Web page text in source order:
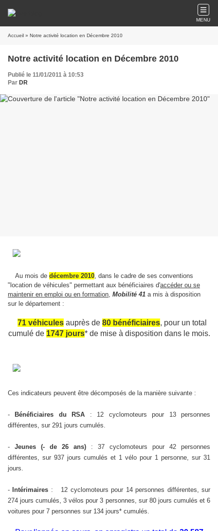
MENU
Accueil » Notre activité location en Décembre 2010
Notre activité location en Décembre 2010
Publié le 11/01/2011 à 10:53
Par DR
Au mois de décembre 2010, dans le cadre de ses conventions
"location de véhicules" permettant aux bénéficiaires d'accéder ou se
maintenir en emploi ou en formation, Mobilité 41 a mis à disposition
sur le département :
71 véhiculesauprès de 80 bénéficiaires, pour un total
cumulé de 1747 jours* de mise à disposition dans le mois.
Ces indicateurs peuvent être décomposés de la manière suivante :
- Bénéficiaires du RSA : 12 cyclomoteurs pour 13 personnes
différentes, sur 291 jours cumulés.
- Jeunes (- de 26 ans) :
37 cyclomoteurs pour 42 personnes
différentes, sur 937 jours cumulés et 1 vélo pour 1 personne, sur 31
jours.
- Intérimaires :
12 cyclomoteurs pour 14 personnes différentes, sur
274 jours cumulés ,3 vélos pour 3 personnes, sur 80 jours cumulés et 6
voitures pour 7 personnes sur 134 jours* cumulés.